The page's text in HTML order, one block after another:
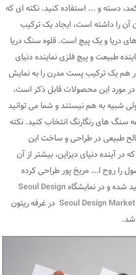
دسته و ... استفاده کنید. نکته ای که
را داشته است، ایجاد یک ترکیب
دریا و یک پیچ است. قلوه سنگ دریا
طبیعت و پیچ فلزی نماینده دنیای
هم یک ترکیب پست مدرن را به نمایش
در مورد این محصولات قابل ذکر است،
شبیه به هم نیستند و شما می توانید
سنگ های رنگارنگ انتخاب کنید. نکته
طبیعی در طراحی و ساخت این
آینده دنیای دیزاین، بیشتر از آن
راروح ا... مریخ پورطراحی کرده
شده و در نمایشگاهSeoul Design
Seoul Design در غرفه ریتون
شد.